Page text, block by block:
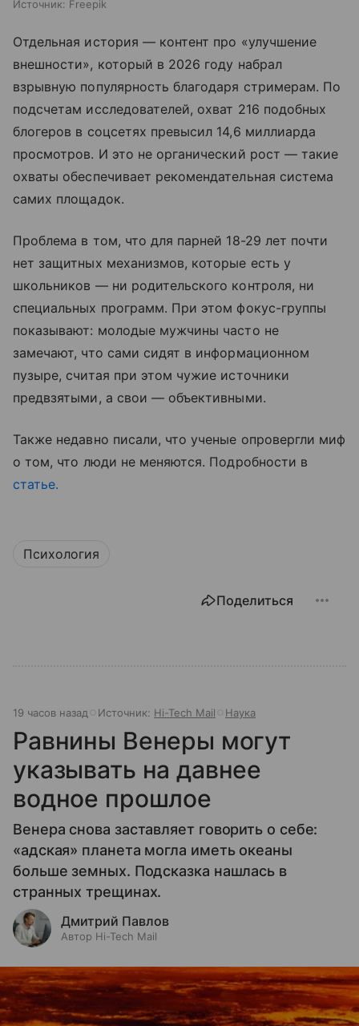
Источник: Freepik
Отдельная история — контент про «улучшение
внешности», который в 2026 году набрал
взрывную популярность благодаря стримерам. По
подсчетам исследователей, охват 216 подобных
блогеров в соцсетях превысил 14,6 миллиарда
просмотров. И это не органический рост — такие
охваты обеспечивает рекомендательная система
самих площадок.
Проблема в том, что для парней 18-29 лет почти
нет защитных механизмов, которые есть у
школьников — ни родительского контроля, ни
специальных программ. При этом фокус-группы
показывают: молодые мужчины часто не
замечают, что сами сидят в информационном
пузыре, считая при этом чужие источники
предвзятыми, а свои — объективными.
Также недавно писали, что ученые опровергли миф
о том, что люди не меняются. Подробности в
статье.
Психология
Поделиться
19 часов назад Источник: Hi-Tech Mail Наука
Равнины Венеры могут
указывать на давнее
водное прошлое
Венера снова заставляет говорить о себе:
«адская» планета могла иметь океаны
больше земных. Подсказка нашлась в
странных трещинах.
Дмитрий Павлов
Автор Hi-Tech Mail